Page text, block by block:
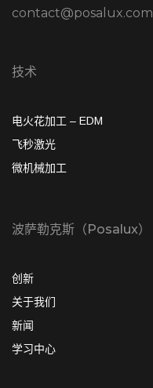
contact@posalux.com
技术
电火花加工 – EDM
飞秒激光
微机械加工
波萨勒克斯（Posalux）
创新
关于我们
新闻
学习中心